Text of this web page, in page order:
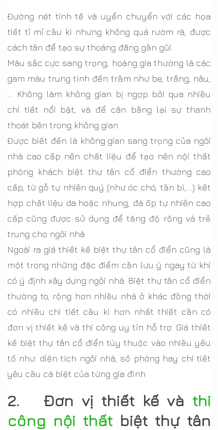
Đường nét tinh tế và uyển chuyển với các họa
tiết tỉ mỉ cầu kì nhưng không quá rườm rà, được
cách tân để tạo sự thoáng đãng gần gũi.
Màu sắc cực sang trọng, hoàng gia thường là các
gam màu trung tính đến trầm như be, trắng, nâu,
…. Không làm không gian bị ngợp bởi qua nhiều
chi tiết nổi bật, và để cân bằng lại sự thanh
thoát bên trong không gian
Được biết đến là không gian sang trọng của ngôi
nhà cao cấp nên chất liệu để tạo nên nội thất
phòng khách biệt thự tân cổ điển thường cao
cấp, từ gỗ tự nhiên quý (như óc chó, tần bì,….) kết
hợp chất liệu da hoặc nhung, đá ốp tự nhiên cao
cấp cũng được sử dụng để tăng độ rộng và trẻ
trung cho ngôi nhà
Ngoài ra giá thiết kế biệt thự tân cổ điển cũng là
một trong những đặc điểm cần lưu ý ngay từ khi
có ý định xây dựng ngôi nhà. Biệt thự tân cổ điển
thường to, rộng hơn nhiều nhà ở khác đồng thời
có nhiều chi tiết cầu kì hơn nhất thiết cần có
đơn vị thiết kế và thi công uy tín hỗ trợ. Giá thiết
kế biệt thự tân cổ điển tùy thuộc vào nhiều yếu
tố như: diện tích ngôi nhà, số phòng hay chi tiết
yêu cầu cá biệt của từng gia đình
2. Đơn vị thiết kế và thi
công nội thấtbiệt thự tân